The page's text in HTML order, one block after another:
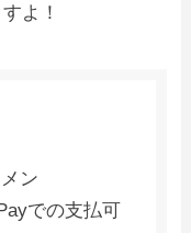
よ！
ン
での支払可